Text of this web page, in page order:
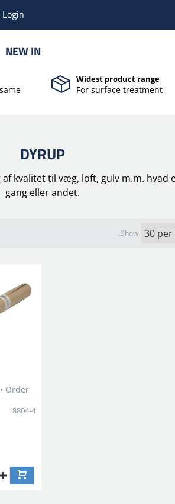
Login
NEW IN
Widest product range
For surface treatment
DYRUP
kvalitet til væg, loft, gulv m.m.
gang eller andet.
Show
Order
8804-4